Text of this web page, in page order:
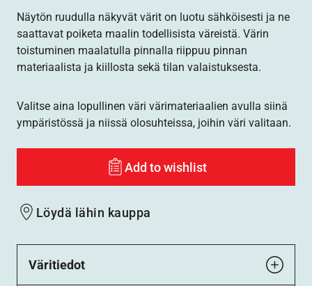
Näytön ruudulla näkyvät värit on luotu sähköisesti ja ne
saattavat poiketa maalin todellisista väreistä. Värin
toistuminen maalatulla pinnalla riippuu pinnan
materiaalista ja kiillosta sekä tilan valaistuksesta.
Valitse aina lopullinen väri värimateriaalien avulla siinä
ympäristössä ja niissä olosuhteissa, joihin väri valitaan.
Add to wishlist
Löydä lähin kauppa
Väritiedot